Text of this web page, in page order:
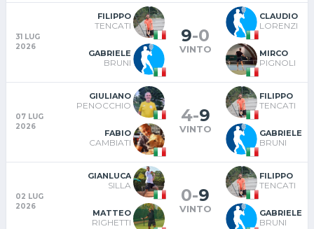
31 LUG
2026
FILIPPO
TENCATI
GABRIELE
BRUNI
9-0
VINTO
CLAUDIO
LORENZI
MIRCO
PIGNOLI
07 LUG
2026
GIULIANO
PENOCCHIO
FABIO
CAMBIATI
4-9
VINTO
FILIPPO
TENCATI
GABRIELE
BRUNI
02 LUG
2026
GIANLUCA
SILLA
MATTEO
RIGHETTI
0-9
VINTO
FILIPPO
TENCATI
GABRIELE
BRUNI